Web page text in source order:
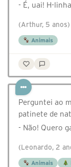
- É, uai! H-linha
(Arthur, 5 anos)
Animais
Perguntei ao
patinete de
- Não! Quero
(Leonardo, 2
Animais